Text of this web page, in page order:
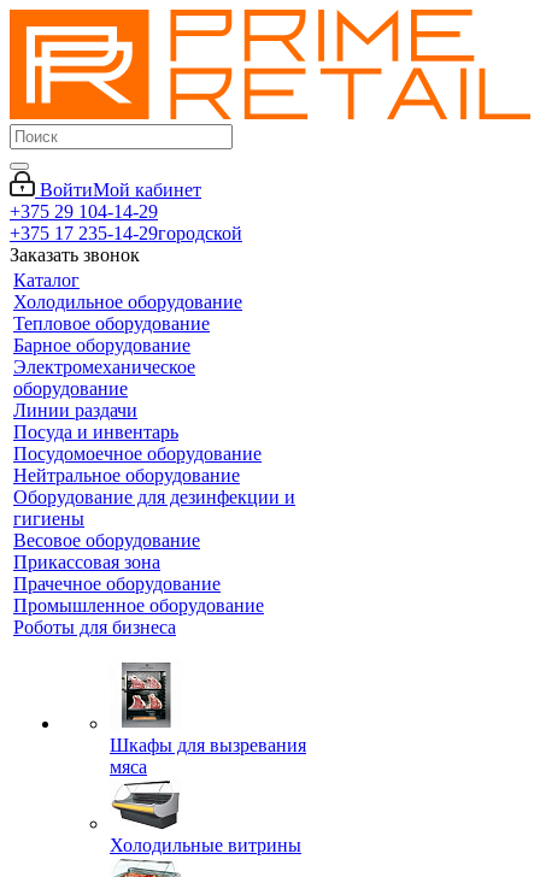
ВойтиМой кабинет
+375 29 104-14-29
+375 17 235-14-29городской
Заказать звонок
Каталог
Холодильное оборудование
Тепловое оборудование
Барное оборудование
Электромеханическое
оборудование
Линии раздачи
Посуда и инвентарь
Посудомоечное оборудование
Нейтральное оборудование
Оборудование для дезинфекции и
гигиены
Весовое оборудование
Прикассовая зона
Прачечное оборудование
Промышленное оборудование
Роботы для бизнеса
Шкафы для вызревания
мяса
Холодильные витрины